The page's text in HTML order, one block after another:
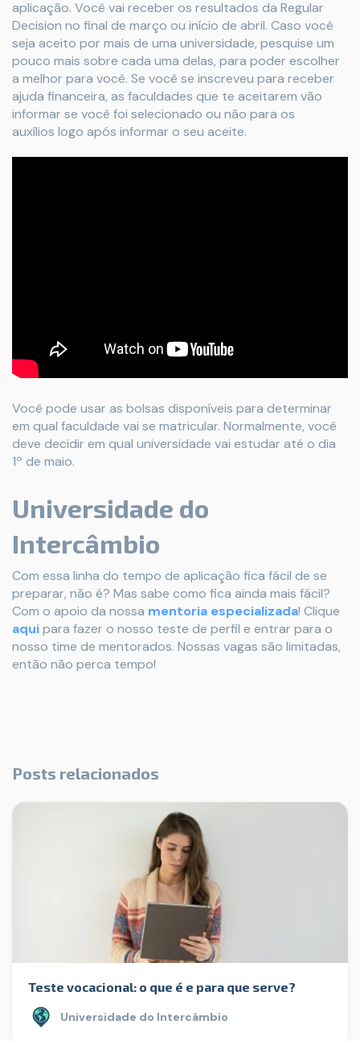
aplicação. Você vai receber os resultados da Regular
Decision no final de março ou início de abril. Caso você
seja aceito por mais de uma universidade, pesquise um
pouco mais sobre cada uma delas, para poder escolher
a melhor para você. Se você se inscreveu para receber
ajuda financeira, as faculdades que te aceitarem vão
informar se você foi selecionado ou não para os
auxílios logo após informar o seu aceite.
Você pode usar as bolsas disponíveis para determinar
em qual faculdade vai se matricular. Normalmente, você
deve decidir em qual universidade vai estudar até o dia
1º de maio.
Universidade do
Intercâmbio
Com essa linha do tempo de aplicação fica fácil de se
preparar, não é? Mas sabe como fica ainda mais fácil?
Com o apoio da nossa mentoria especializada! Clique
aquipara fazer o nosso teste de perfil e entrar para o
nosso time de mentorados. Nossas vagas são limitadas,
então não perca tempo!
Posts relacionados
Teste vocacional: o que é e para que serve?
Universidade do Intercâmbio